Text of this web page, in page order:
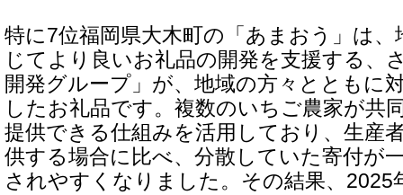
特に7位福岡県大木町の「あまおう」は、
じてより良いお礼品の開発を支援する、
開発グループ」が、地域の方々とともに
したお礼品です。複数のいちご農家が共
提供できる仕組みを活用しており、生産
供する場合に比べ、分散していた寄付が
されやすくなりました。その結果、2025